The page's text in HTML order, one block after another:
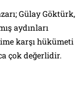
Gülay Göktürk,
aydınları
karşı hükümeti
çok değerlidir.